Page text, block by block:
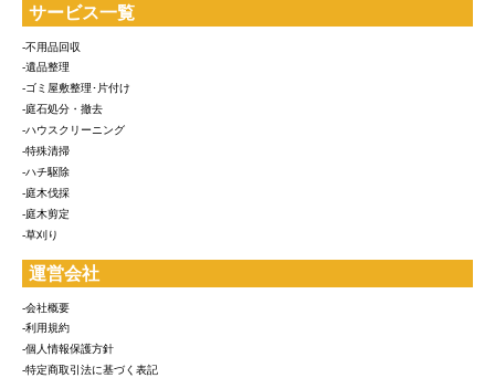
サービス一覧
-不用品回収
-遺品整理
-ゴミ屋敷整理･片付け
-庭石処分・撤去
-ハウスクリーニング
-特殊清掃
-ハチ駆除
-庭木伐採
-庭木剪定
-草刈り
運営会社
-会社概要
-利用規約
-個人情報保護方針
-特定商取引法に基づく表記